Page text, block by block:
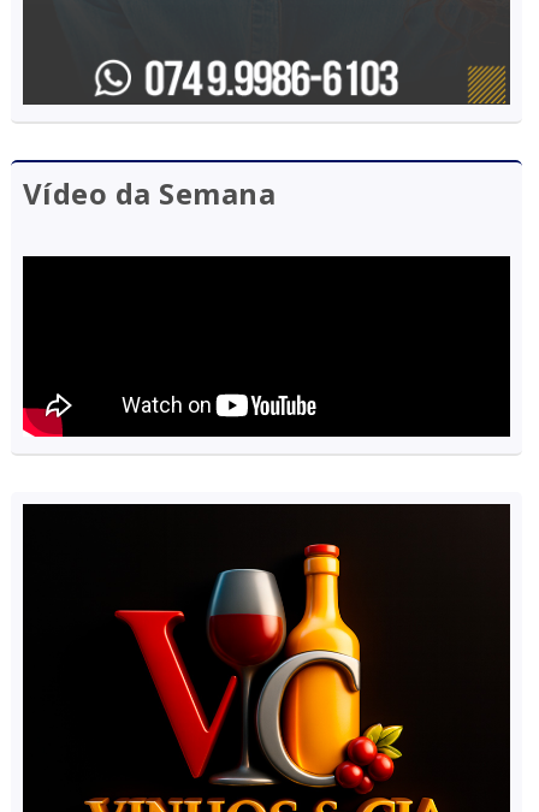
Vídeo da Semana